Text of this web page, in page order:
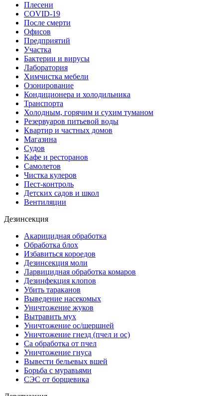
Плесени
COVID-19
После смерти
Офисов
Предприятий
Участка
Бактерии и вирусы
Лаборатория
Химчистка мебели
Озонирование
Кондиционера и холодильника
Транспорта
Холодным, горячим и сухим туманом
Резервуаров питьевой воды
Квартир и частных домов
Магазина
Судов
Кафе и ресторанов
Самолетов
Чистка кулеров
Пест-контроль
Детских садов и школ
Вентиляции
Дезинсекция
Акарицидная обработка
Обработка блох
Избавиться короедов
Дезинсекция моли
Ларвицидная обработка комаров
Дезинфекция клопов
Убить тараканов
Выведение насекомых
Уничтожение жуков
Вытравить мух
Уничтожение ос/шершней
Уничтожение гнезд (пчел и ос)
Са обработка от пчел
Уничтожение гнуса
Вывести бельевых вшей
Борьба с муравьями
СЭС от борщевика